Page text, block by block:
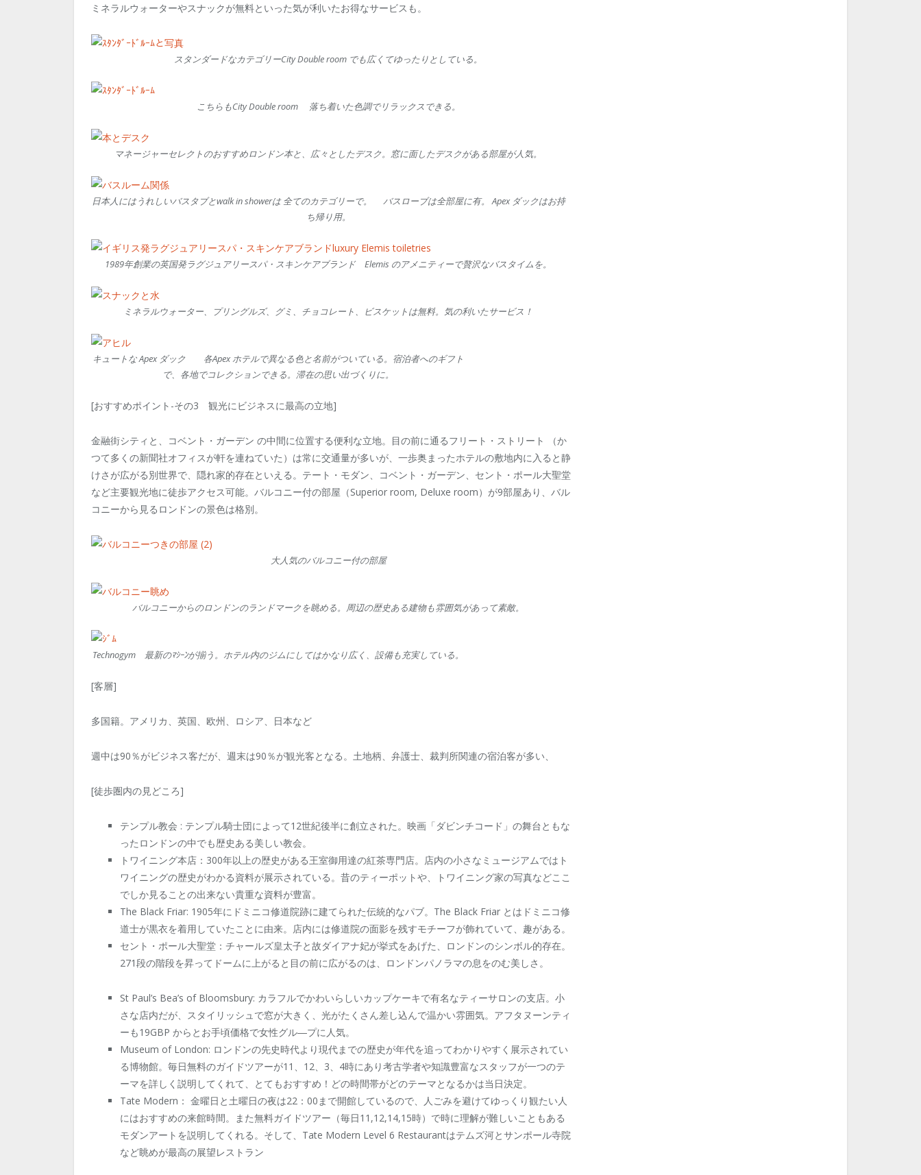
ミネラルウォーターやスナックが無料といった気が利いたお得なサービスも。
スタンダードなカテゴリーCity Double room でも広くてゆったりとしている。
こちらもCity Double room 落ち着いた色調でリラックスできる。
マネージャーセレクトのおすすめロンドン本と、広々としたデスク。窓に面したデスクがある部屋が人気。
日本人にはうれしいバスタブとwalk in showerは 全てのカテゴリーで。 バスローブは全部屋に有。 Apex ダックはお持
ち帰り用。
1989年創業の英国発ラグジュアリースパ・スキンケアブランド Elemis のアメニティーで贅沢なバスタイムを。
ミネラルウォーター、プリングルズ、グミ、チョコレート、ビスケットは無料。気の利いたサービス！
キュートな Apex ダック 各Apex ホテルで異なる色と名前がついている。宿泊者へのギフト
で、各地でコレクションできる。滞在の思い出づくりに。
[おすすめポイント-その3 観光にビジネスに最高の立地]
金融街シティと、コベント・ガーデン の中間に位置する便利な立地。目の前に通るフリート・ストリート （か
つて多くの新聞社オフィスが軒を連ねていた）は常に交通量が多いが、一歩奥まったホテルの敷地内に入ると静
けさが広がる別世界で、隠れ家的存在といえる。テート・モダン、コベント・ガーデン、セント・ポール大聖堂
など主要観光地に徒歩アクセス可能。バルコニー付の部屋（Superior room, Deluxe room）が9部屋あり、バル
コニーから見るロンドンの景色は格別。
大人気のバルコニー付の部屋
バルコニーからのロンドンのランドマークを眺める。周辺の歴史ある建物も雰囲気があって素敵。
Technogym 最新のﾏｼｰﾝが揃う。ホテル内のジムにしてはかなり広く、設備も充実している。
[客層]
多国籍。アメリカ、英国、欧州、ロシア、日本など
週中は90％がビジネス客だが、週末は90％が観光客となる。土地柄、弁護士、裁判所関連の宿泊客が多い、
[徒歩圏内の見どころ]
テンプル教会 : テンプル騎士団によって12世紀後半に創立された。映画「ダビンチコード」の舞台ともな
ったロンドンの中でも歴史ある美しい教会。
トワイニング本店：300年以上の歴史がある王室御用達の紅茶専門店。店内の小さなミュージアムではト
ワイニングの歴史がわかる資料が展示されている。昔のティーポットや、トワイニング家の写真などここ
でしか見ることの出来ない貴重な資料が豊富。
The Black Friar: 1905年にドミニコ修道院跡に建てられた伝統的なパブ。The Black Friar とはドミニコ修
道士が黒衣を着用していたことに由来。店内には修道院の面影を残すモチーフが飾れていて、趣がある。
セント・ポール大聖堂：チャールズ皇太子と故ダイアナ妃が挙式をあげた、ロンドンのシンボル的存在。
271段の階段を昇ってドームに上がると目の前に広がるのは、ロンドンパノラマの息をのむ美しさ。
St Paul’s Bea’s of Bloomsbury: カラフルでかわいらしいカップケーキで有名なティーサロンの支店。小
さな店内だが、スタイリッシュで窓が大きく、光がたくさん差し込んで温かい雰囲気。アフタヌーンティ
ーも19GBP からとお手頃価格で女性グル―プに人気。
Museum of London: ロンドンの先史時代より現代までの歴史が年代を追ってわかりやすく展示されてい
る博物館。毎日無料のガイドツアーが11、12、3、4時にあり考古学者や知識豊富なスタッフが一つのテ
ーマを詳しく説明してくれて、とてもおすすめ！どの時間帯がどのテーマとなるかは当日決定。
Tate Modern： 金曜日と土曜日の夜は22：00まで開館しているので、人ごみを避けてゆっくり観たい人
にはおすすめの来館時間。また無料ガイドツアー（毎日11,12,14,15時）で時に理解が難しいこともある
モダンアートを説明してくれる。そして、Tate Modern Level 6 Restaurantはテムズ河とサンポール寺院
など眺めが最高の展望レストラン